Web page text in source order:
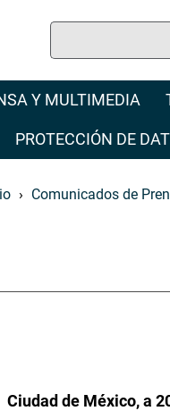
Y MULTIMEDIA
PROTECCIÓN DE
Comunicados de
Ciudad de México, a